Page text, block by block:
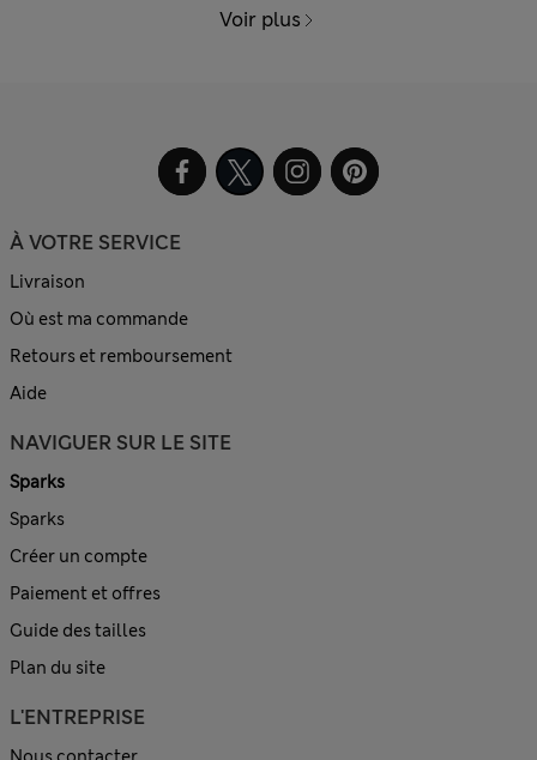
Voir plus
À VOTRE SERVICE
Livraison
Où est ma commande
Retours et remboursement
Aide
NAVIGUER SUR LE SITE
Sparks
Sparks
Créer un compte
Paiement et offres
Guide des tailles
Plan du site
L'ENTREPRISE